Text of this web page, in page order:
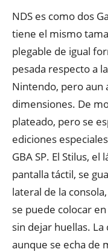
NDS es como dos
tiene el mismo
plegable de igual
pesada respecto a
Nintendo, pero aun
dimensiones. De
plateado, pero se
ediciones
GBA SP. El Stilus,
pantalla táctil, se
lateral de la
se puede colocar
sin dejar huellas.
aunque se echa de